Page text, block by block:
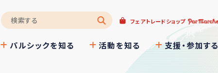
フェアトレードショップ
パルシックを知る 活動を知る 支援・参加する